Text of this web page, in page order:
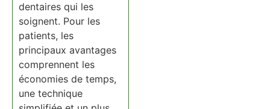
dentaires qui les
soignent. Pour les
patients, les
principaux avantages
comprennent les
économies de temps,
une technique